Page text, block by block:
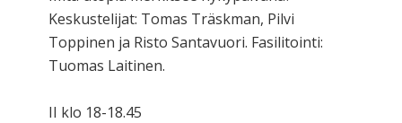
Keskustelijat: Tomas Träskman, Pilvi
Toppinen ja Risto Santavuori. Fasilitointi:
Tuomas Laitinen.
II klo 18-18.45